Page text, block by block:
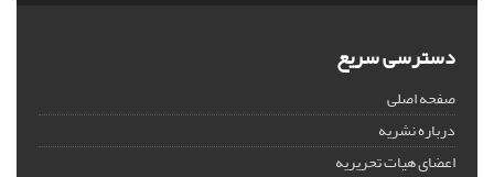
دسترسی سریع
صفحه اصلی
درباره نشریه
اعضای هیات تحریریه